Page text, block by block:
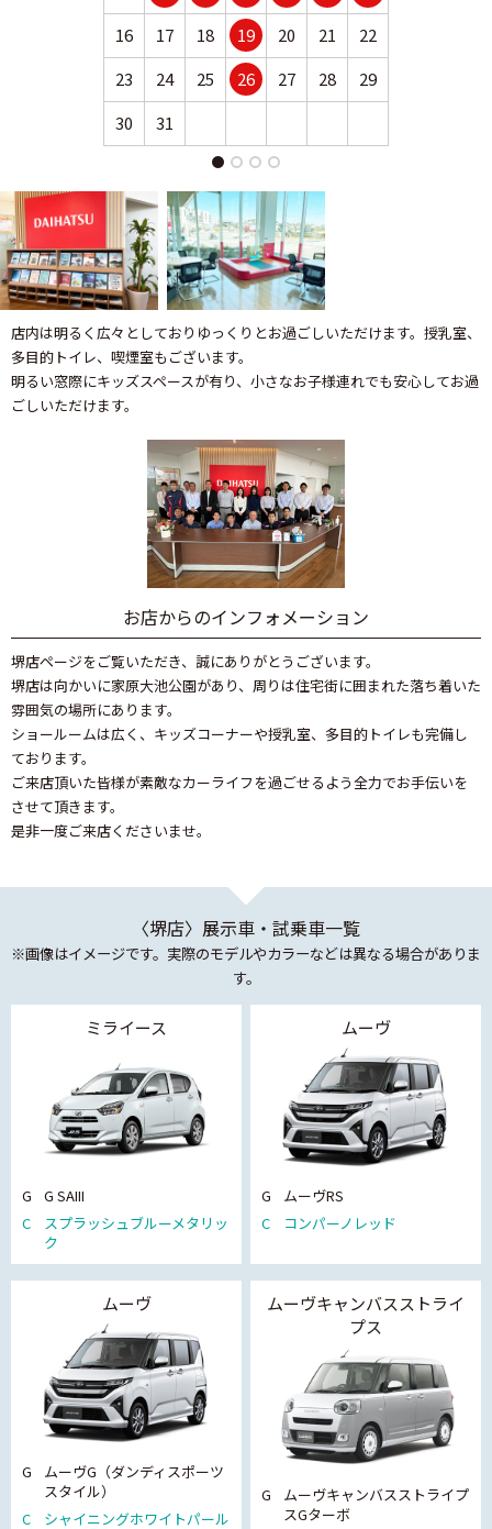
16
17 18 19 20 21
22
23
24 25 26 27 28
29
30
31
店内は明るく広々としておりゆっくりとお過ごしいただけます。授乳室、
多目的トイレ、喫煙室もございます。
明るい窓際にキッズスペースが有り、小さなお子様連れでも安心してお過
ごしいただけます。
お店からのインフォメーション
堺店ページをご覧いただき、誠にありがとうございます。
堺店は向かいに家原大池公園があり、周りは住宅街に囲まれた落ち着いた
雰囲気の場所にあります。
ショールームは広く、キッズコーナーや授乳室、多目的トイレも完備し
ております。
ご来店頂いた皆様が素敵なカーライフを過ごせるよう全力でお手伝いを
させて頂きます。
是非一度ご来店くださいませ。
〈堺店〉展示車・試乗車一覧
※画像はイメージです。実際のモデルやカラーなどは異なる場合がありま
す。
ミライース
G
G SAIII
C
スプラッシュブルーメタリッ
ク
ムーヴ
G
ムーヴRS
C
コンパーノレッド
ムーヴ
G
ムーヴG（ダンディスポーツ
スタイル）
C
シャイニングホワイトパール
ムーヴキャンバスストライ
プス
G
ムーヴキャンバスストライプ
スGターボ